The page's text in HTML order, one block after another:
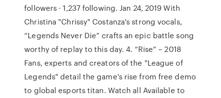
followers · 1,237 following. Jan 24, 2019 With
Christina "Chrissy" Costanza's strong vocals,
“Legends Never Die” crafts an epic battle song
worthy of replay to this day. 4. “Rise” – 2018
Fans, experts and creators of the "League of
Legends" detail the game's rise from free demo
to global esports titan. Watch all Available to